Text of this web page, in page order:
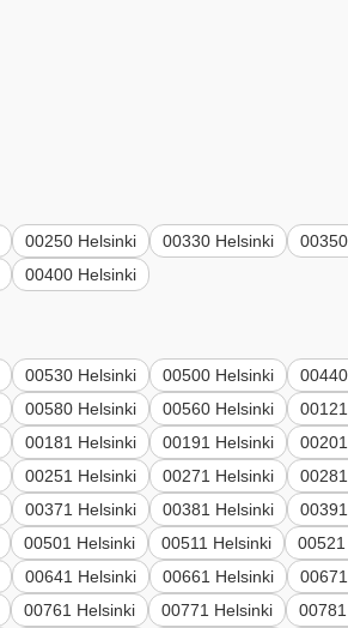
00250 Helsinki 00330 Helsinki
00400 Helsinki
00530 Helsinki 00500 Helsinki
00580 Helsinki 00560 Helsinki
00181 Helsinki 00191 Helsinki
00251 Helsinki 00271 Helsinki
00371 Helsinki 00381 Helsinki
00501 Helsinki 00511 Helsinki
00641 Helsinki 00661 Helsinki
00761 Helsinki 00771 Helsinki